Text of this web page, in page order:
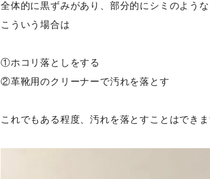
全体的に黒ずみがあり、部分的にシミのような
こういう場合は
①ホコリ落としをする
②革靴用のクリーナーで汚れを落とす
これでもある程度、汚れを落とすことはでき